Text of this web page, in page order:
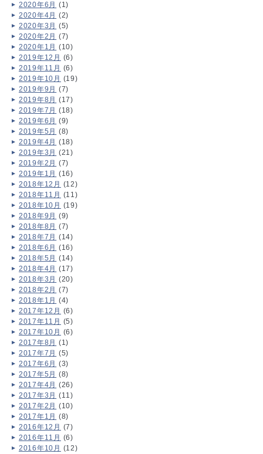
2020年6月 (1)
2020年4月 (2)
2020年3月 (5)
2020年2月 (7)
2020年1月 (10)
2019年12月 (6)
2019年11月 (6)
2019年10月 (19)
2019年9月 (7)
2019年8月 (17)
2019年7月 (18)
2019年6月 (9)
2019年5月 (8)
2019年4月 (18)
2019年3月 (21)
2019年2月 (7)
2019年1月 (16)
2018年12月 (12)
2018年11月 (11)
2018年10月 (19)
2018年9月 (9)
2018年8月 (7)
2018年7月 (14)
2018年6月 (16)
2018年5月 (14)
2018年4月 (17)
2018年3月 (20)
2018年2月 (7)
2018年1月 (4)
2017年12月 (6)
2017年11月 (5)
2017年10月 (6)
2017年8月 (1)
2017年7月 (5)
2017年6月 (3)
2017年5月 (8)
2017年4月 (26)
2017年3月 (11)
2017年2月 (10)
2017年1月 (8)
2016年12月 (7)
2016年11月 (6)
2016年10月 (12)